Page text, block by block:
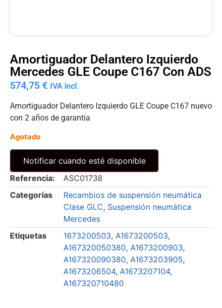
Amortiguador Delantero Izquierdo
Mercedes GLE Coupe C167 Con ADS
574,75 € IVA incl.
Amortiguador Delantero Izquierdo GLE Coupe C167 nuevo
con 2 años de garantía
Agotado
Notificar cuando esté disponible
Referencia:
ASC01738
Categorías
Recambios de suspensión neumática
Clase GLC, Suspensión neumática
Mercedes
Etiquetas
1673200503, A1673200503,
A167320050380, A1673200903,
A167320090380, A1673203905,
A1673206504, A1673207104,
A167320710480